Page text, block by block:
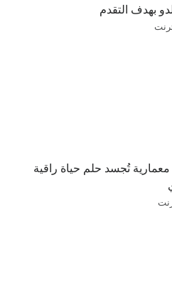
معمارية تُجسد حلم حياة راقية